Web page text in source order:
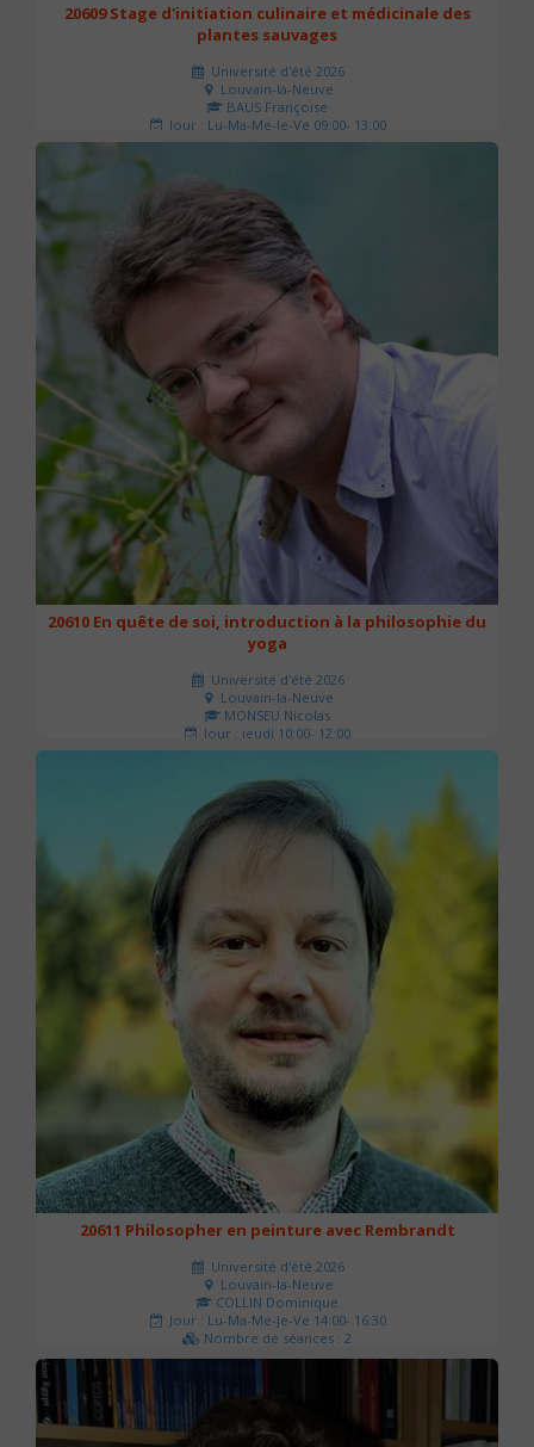
20609 Stage d'initiation culinaire et médicinale des
plantes sauvages
Université d'été 2026
Louvain-la-Neuve
BAUS Françoise
Jour : Lu-Ma-Me-Je-Ve 09:00- 13:00
Nombre de séances : 3
20610 En quête de soi, introduction à la philosophie du
yoga
Université d'été 2026
Louvain-la-Neuve
MONSEU Nicolas
Jour : jeudi 10:00- 12:00
Nombre de séances : 1
20611 Philosopher en peinture avec Rembrandt
Université d'été 2026
Louvain-la-Neuve
COLLIN Dominique
Jour : Lu-Ma-Me-Je-Ve 14:00- 16:30
Nombre de séances : 2
51 €